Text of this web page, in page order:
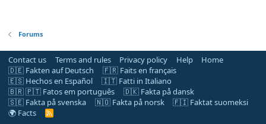
Forums
Contact us Terms and rules Privacy policy Help
Home
🇩🇪 Fakten auf Deutsch
🇫🇷 Faits en français
🇪🇸 Hechos en Español
🇮🇹 Fatti in Italiano
🇧🇷 🇵🇹 Fatos em português
🇩🇰 Fakta på dansk
🇸🇪 Fakta på svenska
🇳🇴 Fakta på norsk
🇫🇮 Faktat suomeksi
🌍 Facts
R